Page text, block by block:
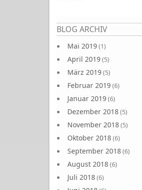
BLOG ARCHIV
Mai 2019(1)
April 2019(5)
März 2019(5)
Februar 2019(6)
Januar 2019(6)
Dezember 2018(5)
November 2018(5)
Oktober 2018(6)
September 2018(6)
August 2018(6)
Juli 2018(6)
Seiten